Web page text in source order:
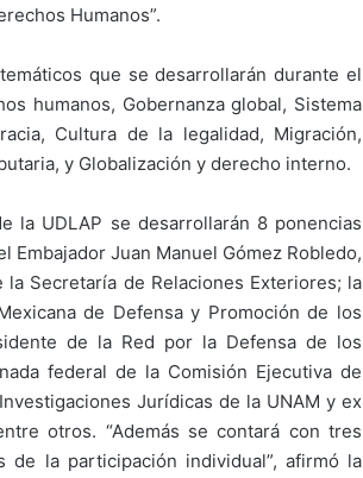
Humanos”.
que se desarrollarán durante el
humanos, Gobernanza global, Sistema
Cultura de la legalidad, Migración,
y Globalización y derecho interno.
la UDLAP se desarrollarán 8 ponencias
Juan Manuel Gómez Robledo,
Secretaría de Relaciones Exteriores; la
de Defensa y Promoción de los
de la Red por la Defensa de los
federal de la Comisión Ejecutiva de
Jurídicas de la UNAM y ex
otros. “Además se contará con tres
la participación individual”, afirmó la